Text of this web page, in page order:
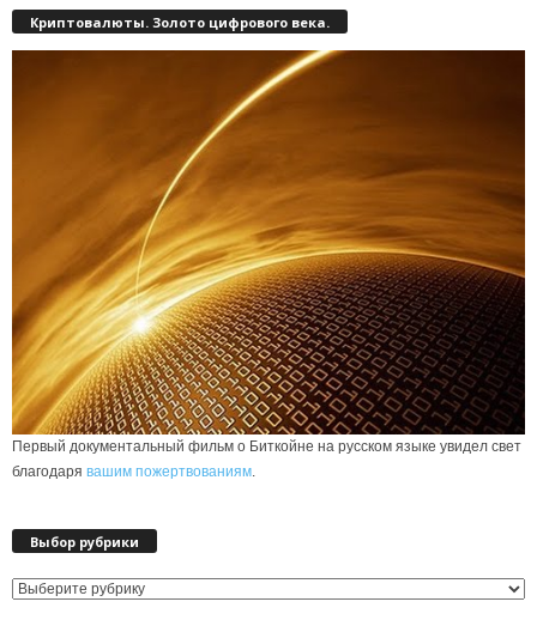
Криптовалюты. Золото цифрового века.
Первый документальный фильм о Биткойне на русском языке увидел свет
благодаря вашим пожертвованиям
Выбор рубрики
Выбор